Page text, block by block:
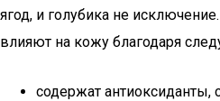
ягод, и голубика не
влияют на кожу благодаря
содержат антиоксиданты,